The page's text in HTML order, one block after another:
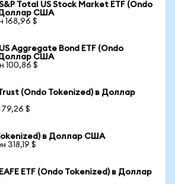
Total US Stock Market ETF (Ondo
Доллар США
168,96 $
Aggregate Bond ETF (Ondo
Доллар США
100,86 $
(Ondo Tokenized) в Доллар
79,26 $
в Доллар США
318,19 $
ETF (Ondo Tokenized) в Доллар